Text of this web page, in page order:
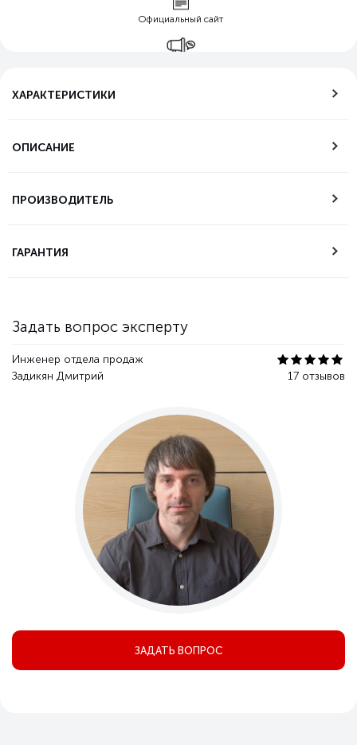
Официальный сайт
Задать вопрос эксперту
Инженер отдела продаж
Задикян Дмитрий
17 отзывов
ЗАДАТЬ ВОПРОС
ХАРАКТЕРИСТИКИ
ОПИСАНИЕ
ПРОИЗВОДИТЕЛЬ
ГАРАНТИЯ